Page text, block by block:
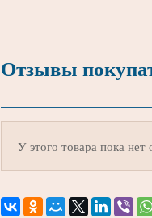
Отзывы
У этого товара пока